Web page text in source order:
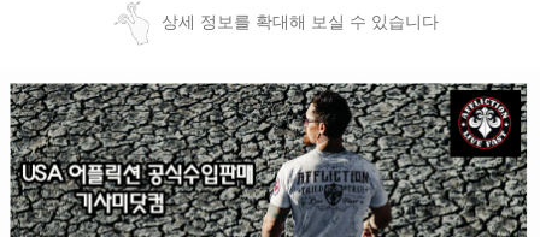
상세 정보를 확대해 보실 수 있습니다